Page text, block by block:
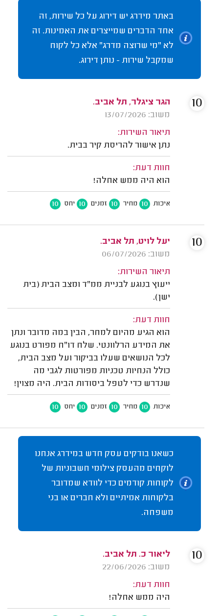
באתר מידרג יש דירוג על כל שירות, זה
אחד הדברים שמייצרים את האמינות. זה
לא "מי שרוצה מדרג" אלא כל לקוח
שמקבל שירות - נותן דירוג.
הגר ציגלר, תל אביב.
משוב: 13/07/2026
תיאור השירות:
נתן אישור להריסת קיר בבית.
חוות דעת:
הוא היה ממש אחלה!
איכות 10 מחיר 10 זמנים 10 יחס 10
10
יעל לויט, תל אביב.
משוב: 06/07/2026
תיאור השירות:
ייעוץ בנוגע לבניית ממ"ד ומצב הבית (בית
ישן).
חוות דעת:
הוא הגיע מהיום למחר, הבין במה מדובר ונתן
את המידע הרלוונטי. שלח דו"ח מפורט בנוגע
לכל הנושאים שעלו בביקור ועל מצב הבית,
כולל הנחיות טכניות מפורטות לגבי מה
שנדרש כדי לטפל ביסודות הבית. היה מצוין!
איכות 10 מחיר 10 זמנים 10 יחס 10
10
כשאנו בודקים עסק חדש במידרג אנחנו
לוקחים מהעסק צילומי חשבוניות של
לקוחות קודמים כדי לוודא שמדובר
בלקוחות אמיתיים ולא חברים או בני
משפחה.
ליאור כ. תל אביב.
משוב: 22/06/2026
חוות דעת:
היה ממש אחלה!
10